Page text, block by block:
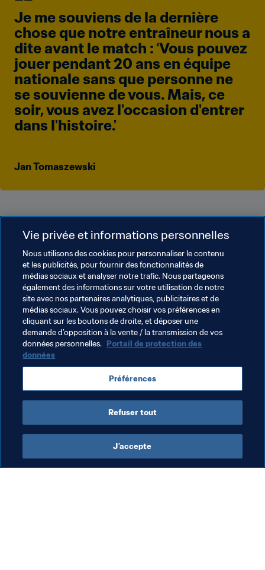
Je me souviens de la dernière
chose que notre entraîneur nous a
dite avant le match : ‘Vous pouvez
jouer pendant 20 ans en équipe
nationale sans que personne ne
se souvienne de vous. Mais, ce
soir, vous avez l'occasion d'entrer
dans l'histoire.'
Jan Tomaszewski
Thèmes en lien
Coupe du Monde de la FIFA, Qatar 2022
Switzerland UEFA Italy Panama
Concacaf USA DPR Korea AFC
Saudi Arabia Togo CAF Senegal
Argentina CONMEBOL Peru England
Poland
Vie privée et informations personnelles
Nous utilisons des cookies pour personnaliser le contenu
et les publicités, pour fournir des fonctionnalités de
médias sociaux et analyser notre trafic. Nous partageons
également des informations sur votre utilisation de notre
site avec nos partenaires analytiques, publicitaires et de
médias sociaux. Vous pouvez choisir vos préférences en
cliquant sur les boutons de droite, et déposer une
demande d’opposition à la vente / la transmission de vos
données personnelles. Portail de protection des
données
Préférences
Refuser tout
J’accepte